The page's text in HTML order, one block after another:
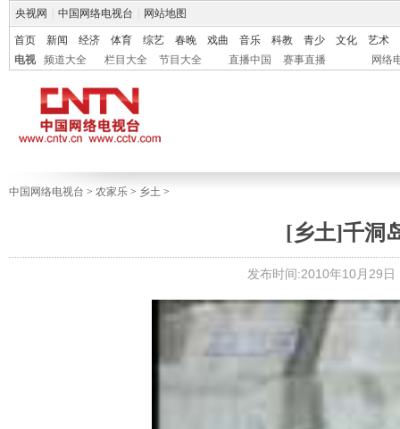
央视网 中国网络电视台 网站地图
首页 新闻 经济 体育 综艺 春晚 戏曲 音乐 科教 青少 文化
艺术
电视
频道大全 栏目大全 节目大全 直播中国 赛事直播 网络
中国网络电视台 > 农家乐 > 乡土 >
[乡土]千洞
发布时间:2010年10月29